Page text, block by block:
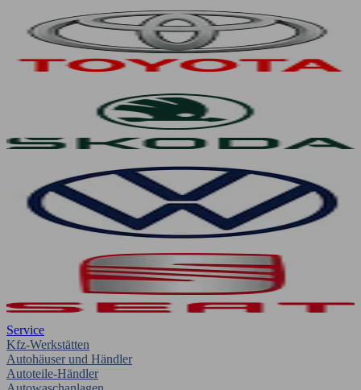
Service
Kfz-Werkstätten
Autohäuser und Händler
Autoteile-Händler